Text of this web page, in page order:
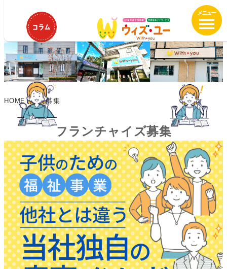
コ
ン
テ
ン
HOME FC募集
フランチャイズ募集